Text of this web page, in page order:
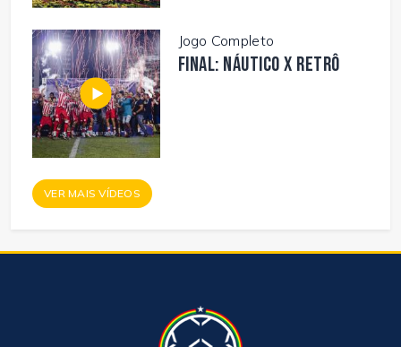
Jogo Completo
FINAL: NÁUTICO X RETRÔ
VER MAIS VÍDEOS